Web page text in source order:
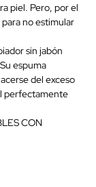
piel. Pero, por el
no estimular
sin jabón
espuma
del exceso
perfectamente
CON